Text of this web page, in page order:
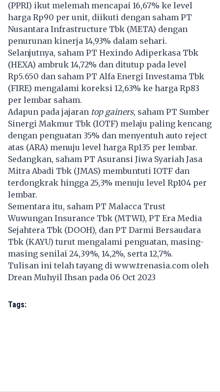
(PPRI) ikut melemah mencapai 16,67% ke level
harga Rp90 per unit, diikuti dengan saham PT
Nusantara Infrastructure Tbk (META) dengan
penurunan kinerja 14,93% dalam sehari.
Selanjutnya, saham PT Hexindo Adiperkasa Tbk
(HEXA) ambruk 14,72% dan ditutup pada level
Rp5.650 dan saham PT Alfa Energi Investama Tbk
(FIRE) mengalami koreksi 12,63% ke harga Rp83
per lembar saham.
Adapun pada jajaran top gainers, saham PT Sumber
Sinergi Makmur Tbk (IOTF) melaju paling kencang
dengan penguatan 35% dan menyentuh auto reject
atas (ARA) menuju level harga Rp135 per lembar.
Sedangkan, saham PT Asuransi Jiwa Syariah Jasa
Mitra Abadi Tbk (JMAS) membuntuti IOTF dan
terdongkrak hingga 25,3% menuju level Rp104 per
lembar.
Sementara itu, saham PT Malacca Trust
Wuwungan Insurance Tbk (MTWI), PT Era Media
Sejahtera Tbk (DOOH), dan PT Darmi Bersaudara
Tbk (KAYU) turut mengalami penguatan, masing-
masing senilai 24,39%, 14,2%, serta 12,7%.
Tulisan ini telah tayang di www.trenasia.com oleh
Drean Muhyil Ihsan pada 06 Oct 2023
Tags: